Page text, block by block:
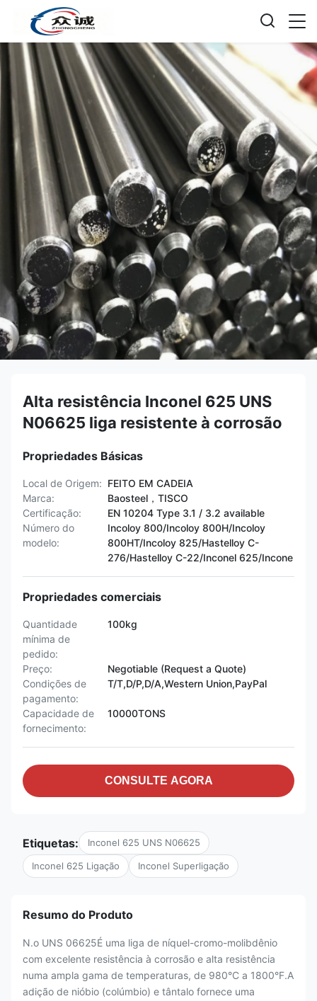
Alta resistência Inconel 625 UNS
N06625 liga resistente à corrosão
Propriedades Básicas
Local de Origem: FEITO EM CADEIA
Marca:
Baosteel，TISCO
Certificação:
EN 10204 Type 3.1 / 3.2 available
Número do
modelo:
Incoloy 800/Incoloy 800H/Incoloy
800HT/Incoloy 825/Hastelloy C-
276/Hastelloy C-22/Inconel 625/Incone
Propriedades comerciais
Quantidade
mínima de
pedido:
100kg
Preço:
Negotiable (Request a Quote)
Condições de
pagamento:
T/T,D/P,D/A,Western Union,PayPal
Capacidade de
fornecimento:
10000TONS
CONSULTE AGORA
Etiquetas: Inconel 625 UNS N06625
Inconel 625 Ligação Inconel Superligação
Resumo do Produto
N.o UNS 06625É uma liga de níquel-cromo-molibdênio
com excelente resistência à corrosão e alta resistência
numa ampla gama de temperaturas, de 980°C a 1800°F.A
adição de nióbio (colúmbio) e tântalo fornece uma